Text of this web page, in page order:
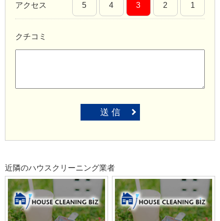
アクセス 5 4 3 2 1
クチコミ
送 信
近隣のハウスクリーニング業者